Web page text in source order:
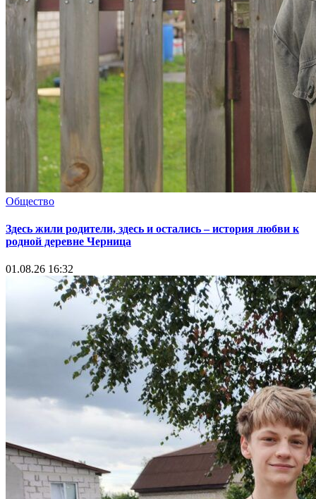
Общество
Здесь жили родители, здесь и остались – история любви к
родной деревне Черница
01.08.26 16:32